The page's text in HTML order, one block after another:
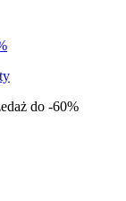
do -60%